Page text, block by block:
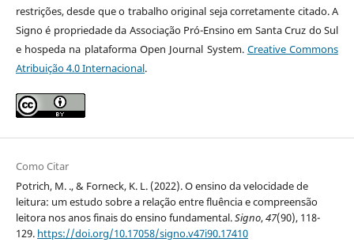
restrições, desde que o trabalho original seja corretamente citado. A
Signo é propriedade da Associação Pró-Ensino em Santa Cruz do Sul
e hospeda na plataforma Open Journal System. Creative Commons
Atribuição 4.0 Internacional.
Como Citar
Potrich, M. ., & Forneck, K. L. (2022). O ensino da velocidade de
leitura: um estudo sobre a relação entre fluência e compreensão
leitora nos anos finais do ensino fundamental.Signo,47(90), 118-
129. https://doi.org/10.17058/signo.v47i90.17410